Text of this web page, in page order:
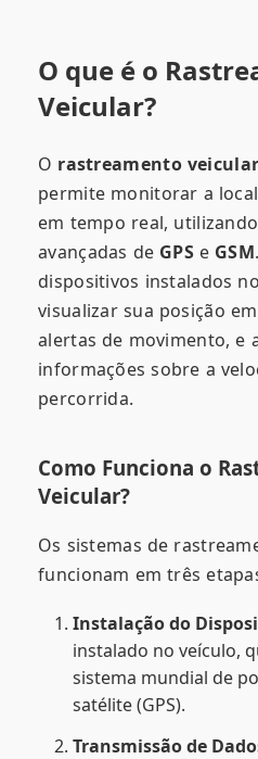
O que é o
Veicular?
O rastreamento veicular
permite monitorar a
em tempo real,
avançadas de GPS e GSM
dispositivos instalados
visualizar sua posição
alertas de movimento, e
informações sobre a
percorrida.
Como Funciona o
Veicular?
Os sistemas de
funcionam em três
Instalação do
instalado no veículo,
sistema mundial de
satélite (GPS).
Transmissão de